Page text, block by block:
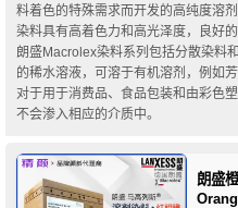
料着色的特殊需求而开发的高纯度溶
染料具有高着色力和高光泽度，良好
朗盛Macrolex染料系列包括分散染料
的稀水溶液，可溶于有机溶剂，例如
对于用于消费品、食品包装和由彩色
不会渗入相应的介质中。
朗盛